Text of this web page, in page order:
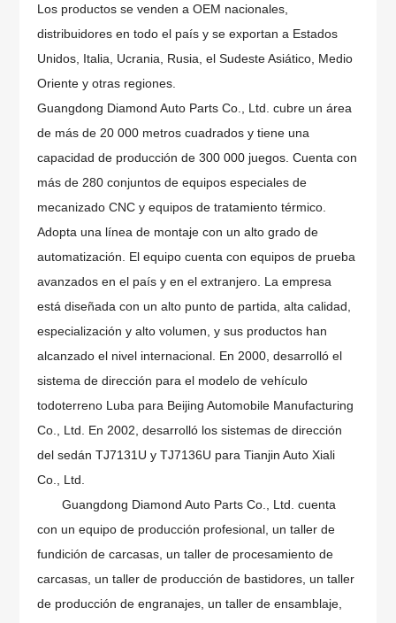
Los productos se venden a OEM nacionales,
distribuidores en todo el país y se exportan a Estados
Unidos, Italia, Ucrania, Rusia, el Sudeste Asiático, Medio
Oriente y otras regiones.
Guangdong Diamond Auto Parts Co., Ltd. cubre un área
de más de 20 000 metros cuadrados y tiene una
capacidad de producción de 300 000 juegos. Cuenta con
más de 280 conjuntos de equipos especiales de
mecanizado CNC y equipos de tratamiento térmico.
Adopta una línea de montaje con un alto grado de
automatización. El equipo cuenta con equipos de prueba
avanzados en el país y en el extranjero. La empresa
está diseñada con un alto punto de partida, alta calidad,
especialización y alto volumen, y sus productos han
alcanzado el nivel internacional. En 2000, desarrolló el
sistema de dirección para el modelo de vehículo
todoterreno Luba para Beijing Automobile Manufacturing
Co., Ltd. En 2002, desarrolló los sistemas de dirección
del sedán TJ7131U y TJ7136U para Tianjin Auto Xiali
Co., Ltd.
Guangdong Diamond Auto Parts Co., Ltd. cuenta
con un equipo de producción profesional, un taller de
fundición de carcasas, un taller de procesamiento de
carcasas, un taller de producción de bastidores, un taller
de producción de engranajes, un taller de ensamblaje,